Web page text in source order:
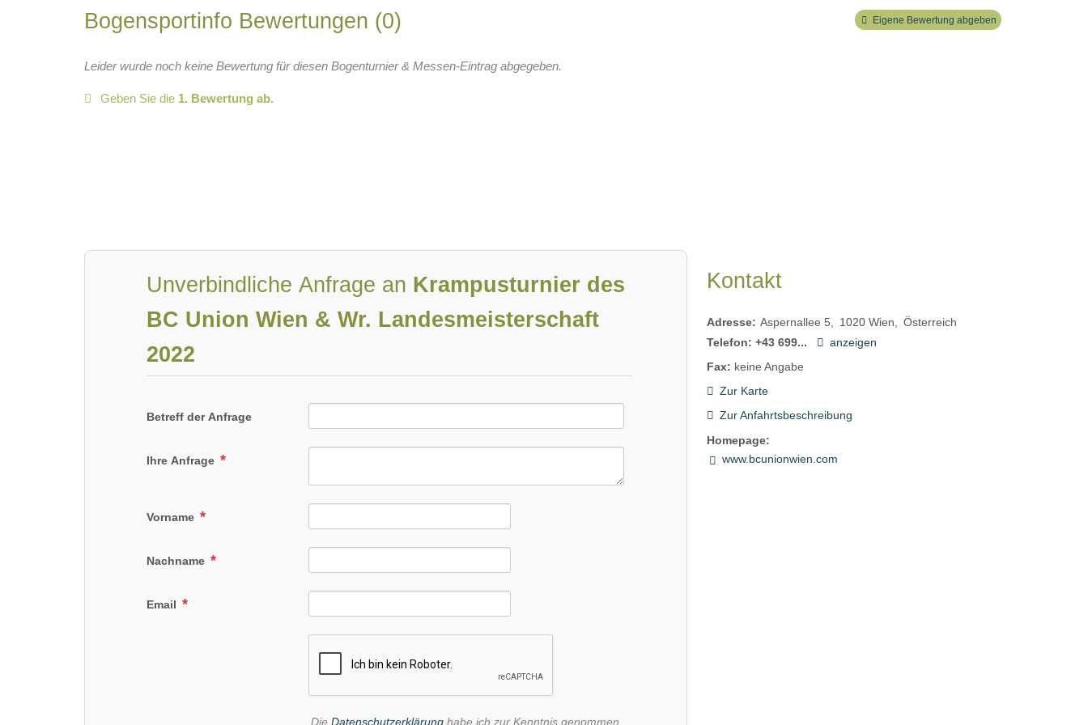
Bogensportinfo Bewertungen 0 Eigene Bewertung abgeben
Leider wurde noch keine Bewertung für diesen Bogenturnier & Messen-Eintrag abgegeben.
Geben Sie die 1. Bewertung ab.
Unverbindliche Anfrage an Krampusturnier des
BC Union Wien & Wr. Landesmeisterschaft
2022
Betreff der Anfrage
Ihre Anfrage
Vorname
Nachname
Email
DieDatenschutzerklärung habe ich zur Kenntnis genommen.
Kontakt
Adresse: Aspernallee 5 1020 Wien
Österreich
Telefon: +43 699...
anzeigen
Fax: keine Angabe
Zur Karte
Zur Anfahrtsbeschreibung
Homepage:
www.bcunionwien.com